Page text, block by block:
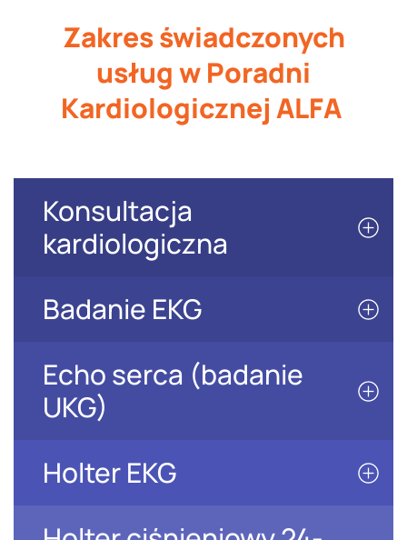
Zakres świadczonych
usług w Poradni
Kardiologicznej ALFA
Konsultacja
kardiologiczna
Badanie EKG
Echo serca (badanie
UKG)
Holter EKG